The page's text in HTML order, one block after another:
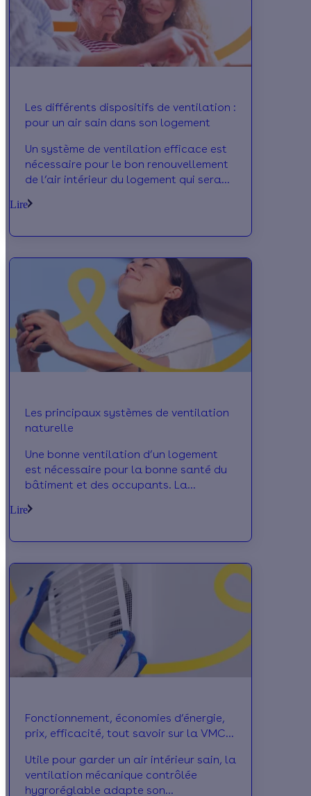
Les différents dispositifs de ventilation :
pour un air sain dans son logement
Un système de ventilation efficace est
nécessaire pour le bon renouvellement
de l’air intérieur du logement qui sera
évolués permettent de limiter voire
associée au renouvellement de l’air
Lire
Les principaux systèmes de ventilation
naturelle
Une bonne ventilation d’un logement
est nécessaire pour la bonne santé du
bâtiment et des occupants. La
mécanique ou naturel. Ci-dessous nous
naturelle.
Lire
Fonctionnement, économies d’énergie,
prix, efficacité, tout savoir sur la VMC
Utile pour garder un air intérieur sain, la
ventilation mécanique contrôlée
hygroréglable adapte son